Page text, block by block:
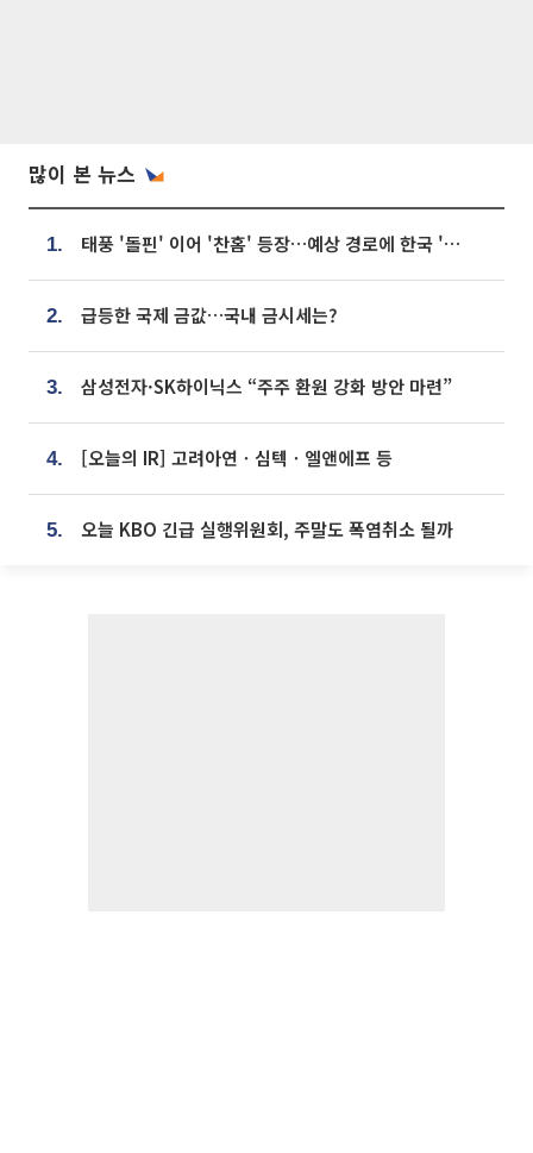
많이 본 뉴스
1. 태풍 '돌핀' 이어 '찬홈' 등장…예상 경로에 한국 '한숨'
2. 급등한 국제 금값…국내 금시세는?
3. 삼성전자·SK하이닉스 “주주 환원 강화 방안 마련”
4. [오늘의 IR] 고려아연ㆍ심텍ㆍ엘앤에프 등
5. 오늘 KBO 긴급 실행위원회, 주말도 폭염취소 될까